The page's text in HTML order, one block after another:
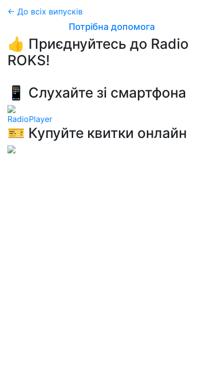
← До всіх випусків
Потрібна допомога
👍 Приєднуйтесь до Radio
ROKS!
📱 Слухайте зі смартфона
RadioPlayer
🎫 Купуйте квитки онлайн